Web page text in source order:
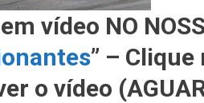
vídeo NO
” – Clique
o vídeo